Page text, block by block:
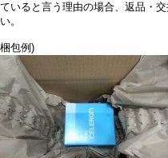
ていると言う理由の場合、返品・
い。
梱包例)